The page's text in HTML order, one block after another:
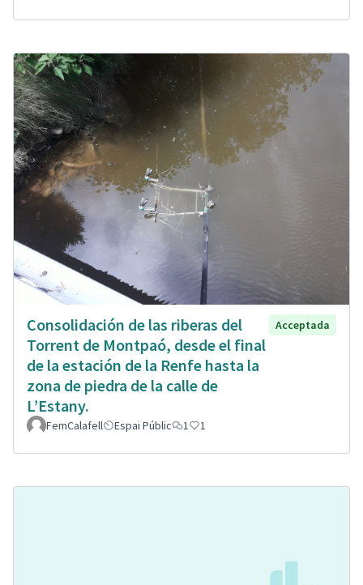
Consolidación de las riberas del
Torrent de Montpaó, desde el final
de la estación de la Renfe hasta la
zona de piedra de la calle de
L’Estany.
Acceptada
FemCalafell Espai Públic 1 1